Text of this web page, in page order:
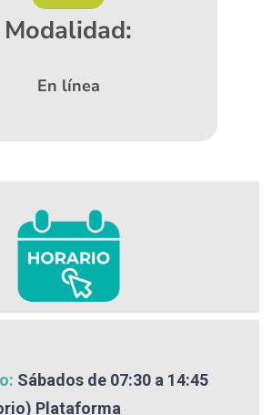
Modalidad:
En línea
Sábados de 07:30 a 14:45
Plataforma